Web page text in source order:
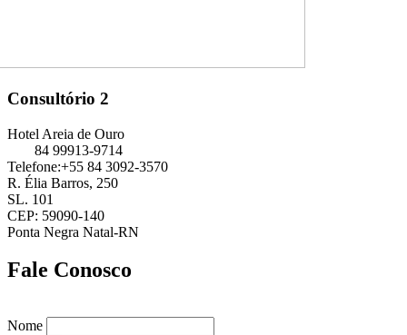
Consultório 2
Hotel Areia de Ouro
84 99913-9714
Telefone:+55 84 3092-3570
R. Élia Barros, 250
SL. 101
CEP: 59090-140
Ponta Negra Natal-RN
Fale Conosco
Nome